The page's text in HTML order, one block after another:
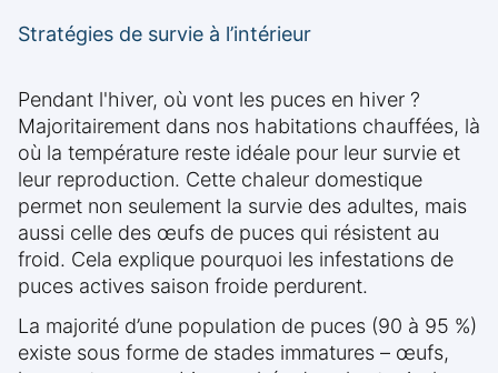
Stratégies de survie à l’intérieur
Pendant l'hiver, où vont les puces en hiver ?
Majoritairement dans nos habitations chauffées, là
où la température reste idéale pour leur survie et
leur reproduction. Cette chaleur domestique
permet non seulement la survie des adultes, mais
aussi celle des œufs de puces qui résistent au
froid. Cela explique pourquoi les infestations de
puces actives saison froide perdurent.
La majorité d’une population de puces (90 à 95 %)
existe sous forme de stades immatures – œufs,